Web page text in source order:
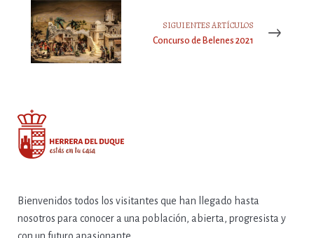
SIGUIENTES ARTÍCULOS
Concurso de Belenes 2021
Bienvenidos todos los visitantes que han llegado hasta
nosotros para conocer a una población, abierta, progresista y